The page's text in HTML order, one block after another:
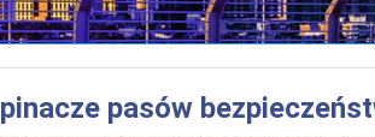
pasów